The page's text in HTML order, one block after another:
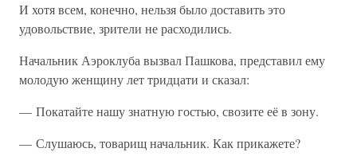
И хотя всем, конечно, нельзя было доставить это
удовольствие, зрители не расходились.
Начальник Аэроклуба вызвал Пашкова, представил ему
молодую женщину лет тридцати и сказал:
— Покатайте нашу знатную гостью, свозите её в зону.
— Слушаюсь, товарищ начальник. Как прикажете?